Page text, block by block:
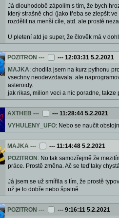
Já dlouhodobě zápolím s tím, že bych
který strašně chci (jako třeba se zlepšit
rozdělit na menší cíle, atd. ale prostě
U pletení atd je super, že člověk má v
POZITRON --- --- 12:03:31 5.2.2021
MAJKA: chodila jsem na kurz pythonu
vsechny neodevzdavala. ale
asteroidy.
jak rikas, milion veci a nic poradne, takze
AXTHEB --- --- 11:28:44 5.2.2021
VYHULENY_UFO: Nebo se naučit
MAJKA --- --- 11:14:48 5.2.2021
POZITRON : No tak samozřejmě že
práce. Prostě změna. Ač se teď taky
Já jsem se už smířila s tím, že prostě
už je to dobře nebo špatně
POZITRON --- --- 9:16:11 5.2.2021